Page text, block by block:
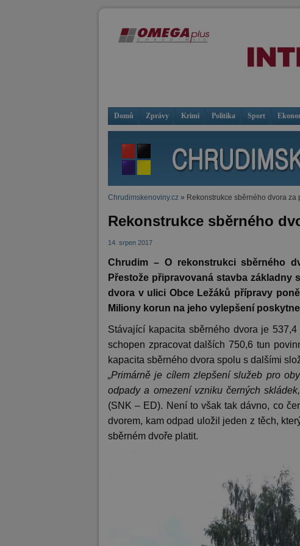
Domů Zprávy Krimi Politika Sport
Chrudimskenoviny.cz » Rekonstrukce sběrného dvora za
Rekonstrukce sběrného
14. srpen 2017
Chrudim – O rekonstrukci sběrného
Přestože připravovaná stavba
dvora v ulici Obce Ležáků přípravy
Miliony korun na jeho vylepšení
Stávající kapacita sběrného dvora je
schopen zpracovat dalších 750,6 tun
kapacita sběrného dvora spolu s dalšími
„Primárně je cílem zlepšení služeb pro
odpady a omezení vzniku černých
(SNK – ED). Není to však tak dávno, co
dvorem, kam odpad uložil jeden z těch,
sběrném dvoře platit.